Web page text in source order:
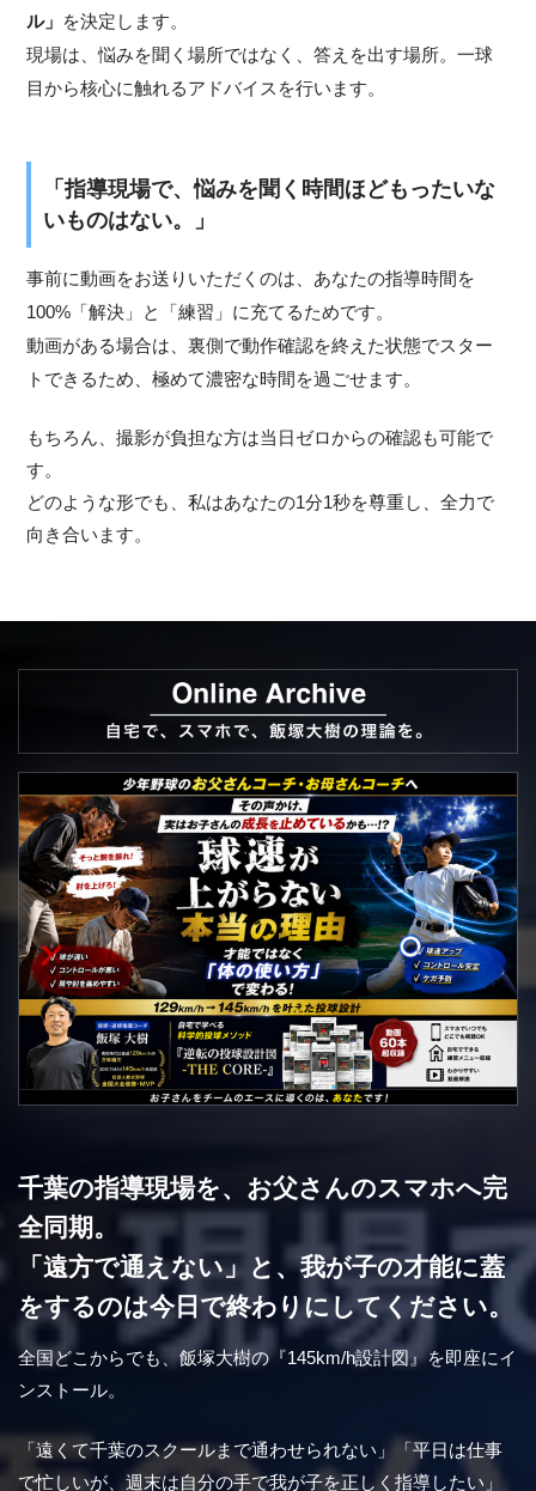
ル」
を決定します。
現場は、悩みを聞く場所ではなく、答えを出す場所。一球
目から核心に触れるアドバイスを行います。
「指導現場で、悩みを聞く時間ほどもったいな
いものはない。」
事前に動画をお送りいただくのは、あなたの指導時間を
100%「解決」と「練習」に充てるためです。
動画がある場合は、裏側で動作確認を終えた状態でスター
トできるため、極めて濃密な時間を過ごせます。
もちろん、撮影が負担な方は当日ゼロからの確認も可能で
す。
どのような形でも、私はあなたの1分1秒を尊重し、全力で
向き合います。
千葉の指導現場を、お父さんのスマホへ完
全同期。
「遠方で通えない」と、我が子の才能に蓋
をするのは今日で終わりにしてください。
全国どこからでも、飯塚大樹の『145km/h設計図』を即座にイ
ンストール。
「遠くて千葉のスクールまで通わせられない」「平日は仕事
で忙しいが、週末は自分の手で我が子を正しく指導したい」